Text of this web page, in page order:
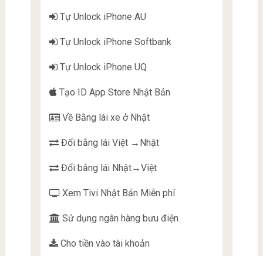
Tự Unlock iPhone AU
Tự Unlock iPhone Softbank
Tự Unlock iPhone UQ
Tạo ID App Store Nhật Bản
Về Bằng lái xe ở Nhật
Đổi bằng lái Việt →Nhật
Đổi bằng lái Nhật→Việt
Xem Tivi Nhật Bản Miễn phí
Sử dụng ngân hàng bưu điện
Cho tiền vào tài khoản